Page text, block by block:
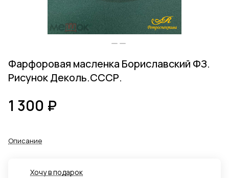
Фарфоровая масленка Бориславский ФЗ.
Рисунок Деколь.СССР.
1 300 ₽
Описание
Хочу в подарок